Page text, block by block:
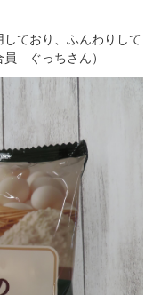
ており、ふんわりして
員 ぐっちさん）